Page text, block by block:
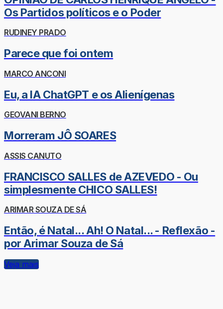
Os Partidos políticos e o Poder
RUDINEY PRADO
Parece que foi ontem
MARCO ANCONI
Eu, a IA ChatGPT e os Alienígenas
GEOVANI BERNO
Morreram JÔ SOARES
ASSIS CANUTO
FRANCISCO SALLES de AZEVEDO - Ou
simplesmente CHICO SALLES!
ARIMAR SOUZA DE SÁ
Então, é Natal... Ah! O Natal... - Reflexão -
por Arimar Souza de Sá
Veja mais